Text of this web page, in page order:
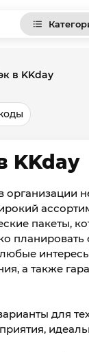
в KKday
KKday
организации
пакеты,
а также
для